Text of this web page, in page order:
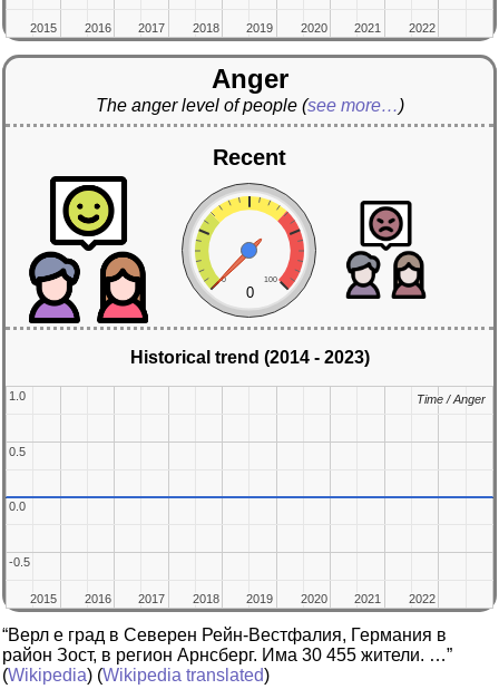
2015
2015 2016
2016 2017
2017 2018
2018 2019
2019 2020
2020 2021
2021 2022
2022
Anger
The anger level of people (see more…)
Recent
0 100
0
Historical trend (2014 - 2023)
2015
2015 2016
2016 2017
2017 2018
2018 2019
2019 2020
2020 2021
2021 2022
2022
-0.5
-0.5
0.0
0.0
0.5
0.5
1.0
1.0 Time / Anger
Time / Anger
“Верл е град в Северен Рейн-Вестфалия, Германия в
район Зост, в регион Арнсберг. Има 30 455 жители. …”
(Wikipedia) (Wikipedia translated)